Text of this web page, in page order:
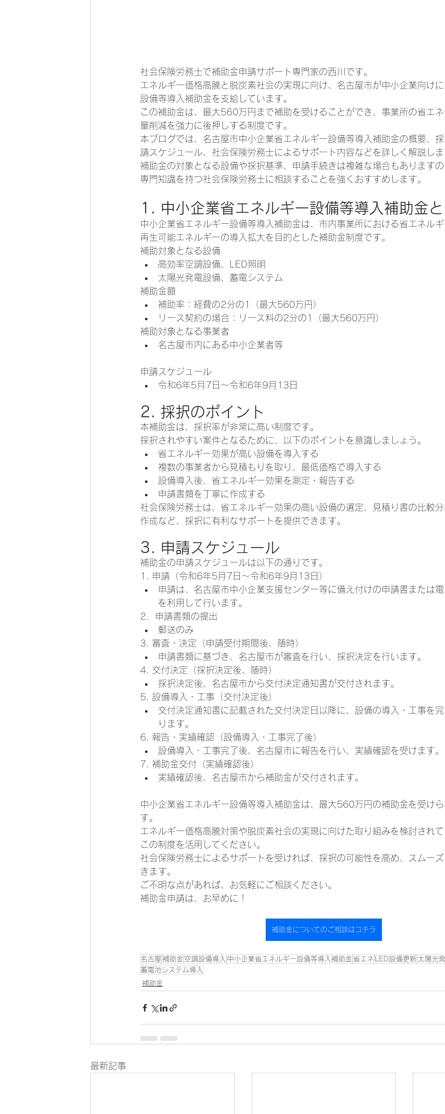
社会保険労務士で補助金申請サポート専門家の西川です。
エネルギー価格高騰と脱炭素社会の実現に向け、名古屋市が中小企業向け
設備等導入補助金を支給しています。
この補助金は、最大560万円まで補助を受けることができ、事業所の省エ
量削減を強力に後押しする制度です。
本ブログでは、名古屋市中小企業省エネルギー設備等導入補助金の概要、
請スケジュール、社会保険労務士によるサポート内容などを詳しく解説しま
補助金の対象となる設備や採択基準、申請手続きは複雑な場合もありますの
専門知識を持つ社会保険労務士に相談することを強くおすすめします。
1. 中小企業省エネルギー設備等導入補助金と
中小企業省エネルギー設備等導入補助金は、市内事業所における省エネル
再生可能エネルギーの導入拡大を目的とした補助金制度です。
補助対象となる設備
高効率空調設備、LED照明
太陽光発電設備、蓄電システム
補助金額
補助率：経費の2分の1（最大560万円）
リース契約の場合：リース料の2分の1（最大560万円）
補助対象となる事業者
名古屋市内にある中小企業者等
申請スケジュール
令和6年5月7日～令和6年9月13日
2. 採択のポイント
本補助金は、採択率が非常に高い制度です。
採択されやすい案件となるために、以下のポイントを意識しましょう。
省エネルギー効果が高い設備を導入する
複数の事業者から見積もりを取り、最低価格で導入する
設備導入後、省エネルギー効果を測定・報告する
申請書類を丁寧に作成する
社会保険労務士は、省エネルギー効果の高い設備の選定、見積り書の比較
作成など、採択に有利なサポートを提供できます。
3. 申請スケジュール
補助金の申請スケジュールは以下の通りです。
1. 申請（令和6年5月7日～令和6年9月13日）
申請は、名古屋市中小企業支援センター等に備え付けの申請書または
を利用して行います。
2．申請書類の提出
郵送のみ
3. 審査・決定（申請受付期間後、随時）
申請書類に基づき、名古屋市が審査を行い、採択決定を行います。
4. 交付決定（採択決定後、随時）
採択決定後、名古屋市から交付決定通知書が交付されます。
5. 設備導入・工事（交付決定後）
交付決定通知書に記載された交付決定日以降に、設備の導入・工事を
ります。
6. 報告・実績確認（設備導入・工事完了後）
設備導入・工事完了後、名古屋市に報告を行い、実績確認を受けます。
7. 補助金交付（実績確認後）
実績確認後、名古屋市から補助金が交付されます。
中小企業省エネルギー設備等導入補助金は、最大560万円の補助金を受け
す。
エネルギー価格高騰対策や脱炭素社会の実現に向けた取り組みを検討され
この制度を活用してください。
社会保険労務士によるサポートを受ければ、採択の可能性を高め、スムー
きます。
ご不明な点があれば、お気軽にご相談ください。
補助金申請は、お早めに！
補助金についてのご相談はコチラ
名古屋 補助金 空調設備導入 中小企業省エネルギー設備等導入補助金 省エネ LED設備更新 太陽光
蓄電池システム導入
補助金
最新記事